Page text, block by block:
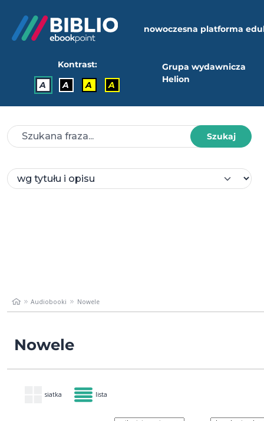
nowoczesna platforma
Kontrast:
A
A A A
Grupa wydawnicza
Helion
Szukaj
Audiobooki Nowele
Nowele
siatka lista